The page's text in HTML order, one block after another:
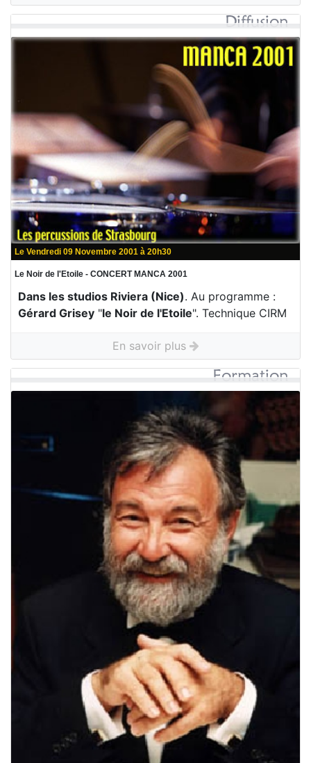
Le Vendredi 09 Novembre 2001 à 20h30
Le Noir de l'Etoile - CONCERT MANCA 2001
Dans les studios Riviera (Nice). Au programme :
Gérard Grisey "le Noir de l'Etoile". Technique CIRM
En savoir plus